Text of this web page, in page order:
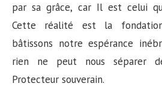
par sa grâce, car Il est celui
Cette réalité est la
bâtissons notre espérance
rien ne peut nous séparer
Protecteur souverain.